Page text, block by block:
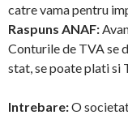
catre vama pentru
Raspuns ANAF:
Conturile de TVA se
stat, se poate plati
Intrebare:O